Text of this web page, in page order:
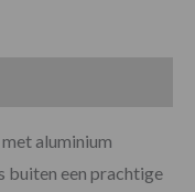
aluminium
buiten een prachtige